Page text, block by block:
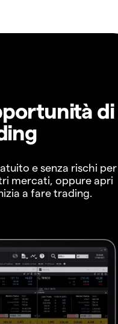
di
e senza rischi per
mercati, oppure apri
a fare trading.